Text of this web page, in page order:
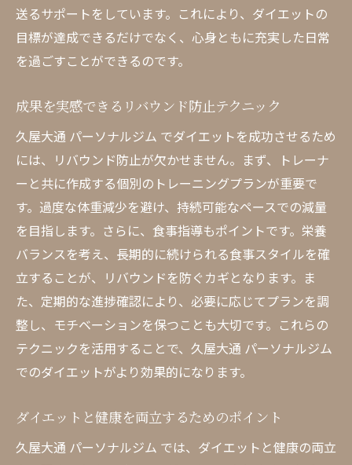
送るサポートをしています。これにより、ダイエットの
目標が達成できるだけでなく、心身ともに充実した日常
を過ごすことができるのです。
成果を実感できるリバウンド防止テクニック
久屋大通 パーソナルジム でダイエットを成功させるため
には、リバウンド防止が欠かせません。まず、トレーナ
ーと共に作成する個別のトレーニングプランが重要で
す。過度な体重減少を避け、持続可能なペースでの減量
を目指します。さらに、食事指導もポイントです。栄養
バランスを考え、長期的に続けられる食事スタイルを確
立することが、リバウンドを防ぐカギとなります。ま
た、定期的な進捗確認により、必要に応じてプランを調
整し、モチベーションを保つことも大切です。これらの
テクニックを活用することで、久屋大通 パーソナルジム
でのダイエットがより効果的になります。
ダイエットと健康を両立するためのポイント
久屋大通 パーソナルジム では、ダイエットと健康の両立